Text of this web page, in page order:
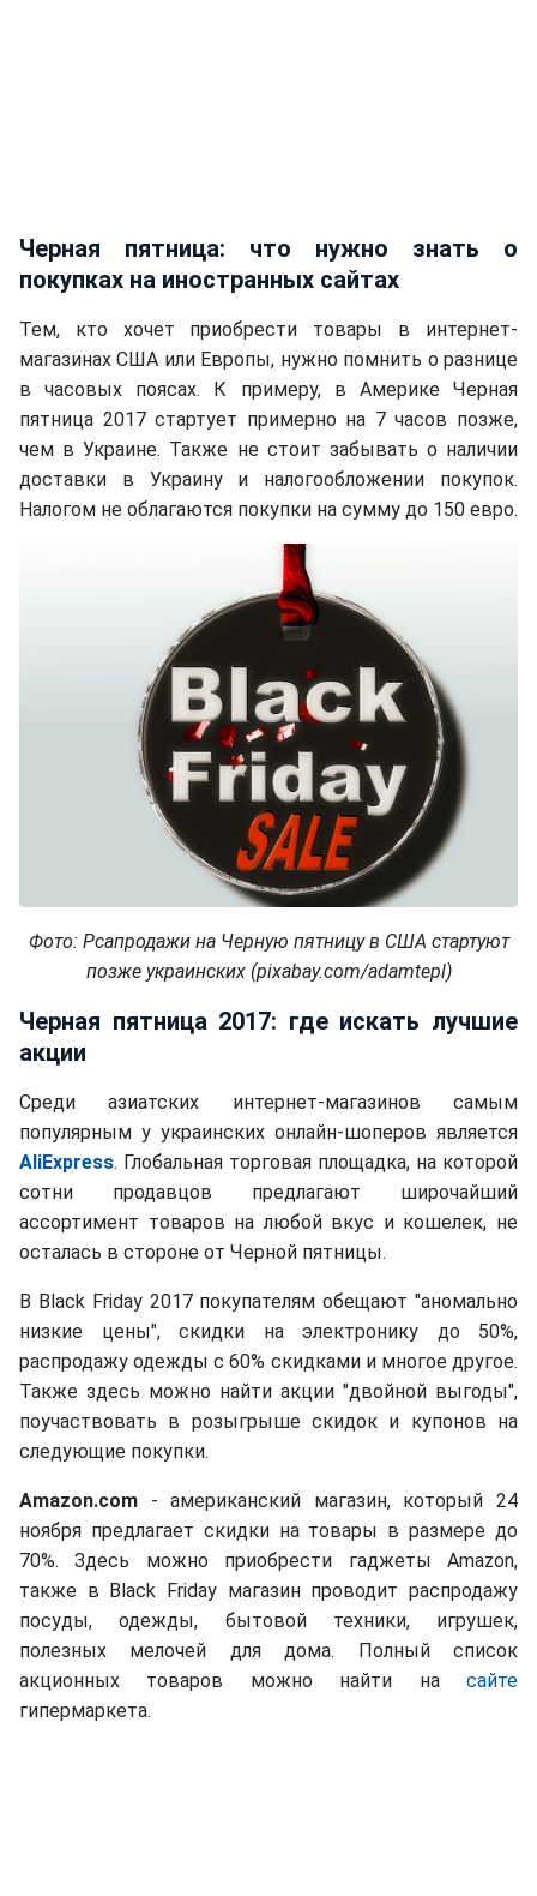
Черная пятница: что нужно знать о
покупках на иностранных сайтах
Тем, кто хочет приобрести товары в интернет-
магазинах США или Европы, нужно помнить о разнице
в часовых поясах. К примеру, в Америке Черная
пятница 2017 стартует примерно на 7 часов позже,
чем в Украине. Также не стоит забывать о наличии
доставки в Украину и налогообложении покупок.
Налогом не облагаются покупки на сумму до 150 евро.
Фото: Рсапродажи на Черную пятницу в США стартуют
позже украинских (pixabay.com/adamtepl)
Черная пятница 2017: где искать лучшие
акции
Среди азиатских интернет-магазинов самым
популярным у украинских онлайн-шоперов является
AliExpress. Глобальная торговая площадка, на которой
сотни продавцов предлагают широчайший
ассортимент товаров на любой вкус и кошелек, не
осталась в стороне от Черной пятницы.
В Black Friday 2017 покупателям обещают "аномально
низкие цены", скидки на электронику до 50%,
распродажу одежды с 60% скидками и многое другое.
Также здесь можно найти акции "двойной выгоды",
поучаствовать в розыгрыше скидок и купонов на
следующие покупки.
Amazon.com - американский магазин, который 24
ноября предлагает скидки на товары в размере до
70%. Здесь можно приобрести гаджеты Amazon,
также в Black Friday магазин проводит распродажу
посуды, одежды, бытовой техники, игрушек,
полезных мелочей для дома. Полный список
акционных товаров можно найти на сайте
гипермаркета.